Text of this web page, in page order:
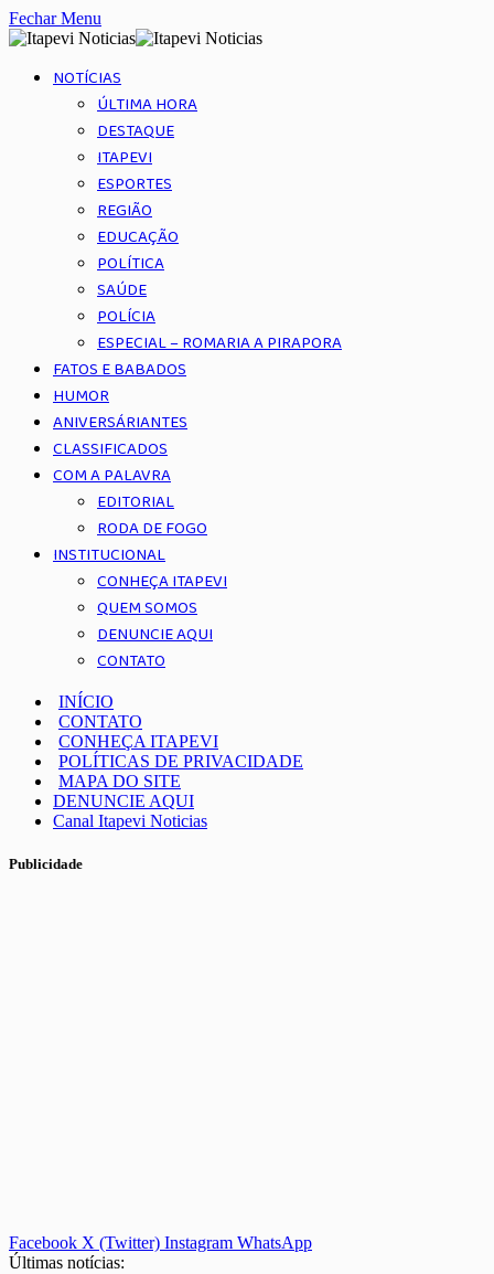
Fechar Menu
NOTÍCIAS
ÚLTIMA HORA
DESTAQUE
ITAPEVI
ESPORTES
REGIÃO
EDUCAÇÃO
POLÍTICA
SAÚDE
POLÍCIA
ESPECIAL – ROMARIA A PIRAPORA
FATOS E BABADOS
HUMOR
ANIVERSÁRIANTES
CLASSIFICADOS
COM A PALAVRA
EDITORIAL
RODA DE FOGO
INSTITUCIONAL
CONHEÇA ITAPEVI
QUEM SOMOS
DENUNCIE AQUI
CONTATO
INÍCIO
CONTATO
CONHEÇA ITAPEVI
POLÍTICAS DE PRIVACIDADE
MAPA DO SITE
DENUNCIE AQUI
Canal Itapevi Noticias
Publicidade
Facebook X (Twitter) Instagram WhatsApp
Últimas notícias: